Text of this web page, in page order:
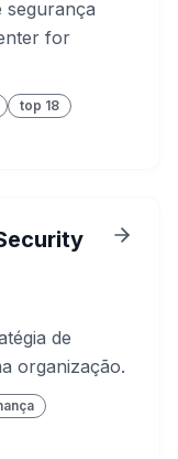
segurança
for
top 18
de
organização.